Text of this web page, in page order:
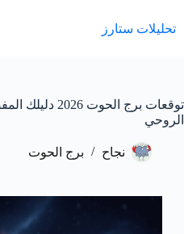
المحتوى
تحليلات ستارز
توقعات برج
الروحي
نجاح برج الحوت